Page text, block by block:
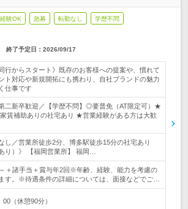
験OK 急募 転勤なし 学歴不問
終了予定日： 2026/09/17
行からスタート》既存のお客様への提案や、慣れて
ト対応や新規開拓にも携わり、自社ブランドの魅力
仕事です
二新卒歓迎／【学歴不問】◎要普免（AT限定可）★
賃補助ありの社宅あり ★営業経験がある方は大歓
し／営業所徒歩2分、博多駅徒歩15分の社宅あり
り）》 【福岡営業所】 福岡…
＋諸手当＋賞与年2回※年齢、経験、能力を考慮の
す。※待遇条件の詳細については、面接などでご…
（休憩90分）